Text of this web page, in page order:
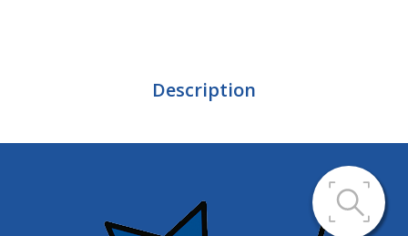
Description